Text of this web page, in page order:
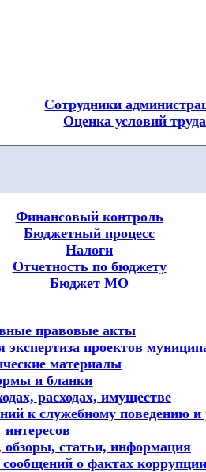
Сотрудники
Оценка условий труда
Финансовый контроль
Бюджетный процесс
Налоги
Отчетность по бюджету
Бюджет МО
правовые акты
экспертиза проектов
материалы
и бланки
расходах, имуществе
к служебному поведению
интересов
статьи, информация
о фактах коррупции